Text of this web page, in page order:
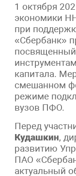
1 октября
экономики
при
«Сбербанк»
капитала.
смешанном
режиме
вузов ПФО.
Перед
Кудашкин,
развитию
ПАО
актуальный